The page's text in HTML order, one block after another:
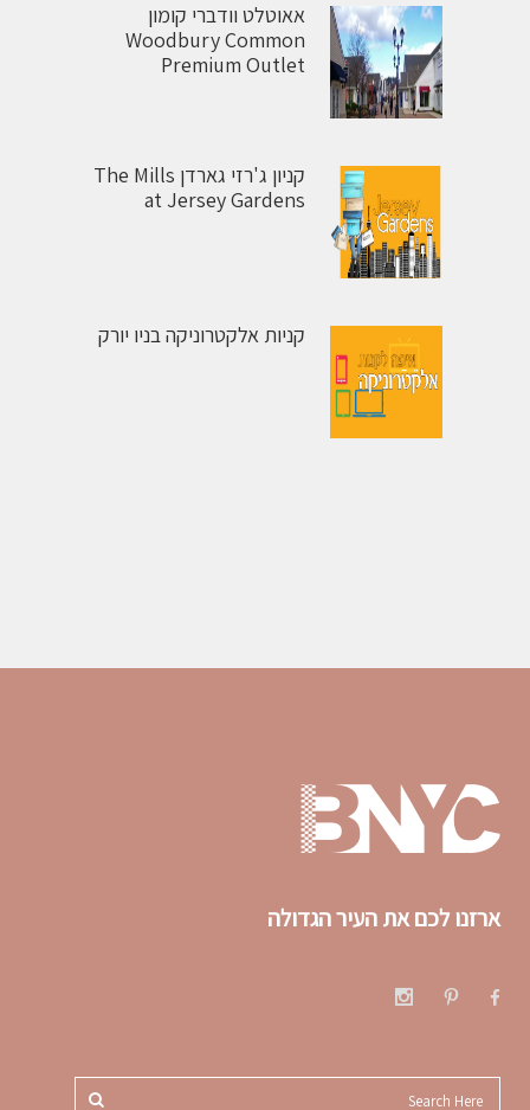
אאוטלט וודברי קומון
Woodbury Common
Premium Outlet
קניון ג'רזי גארדן The Mills
at Jersey Gardens
קניות אלקטרוניקה בניו יורק
ארזנו לכם את העיר הגדולה